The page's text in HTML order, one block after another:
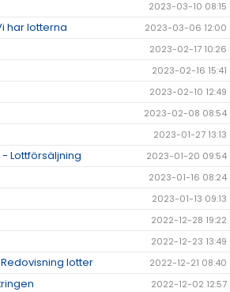
2023-03-10 08:15
har lotterna 2023-03-06 12:00
2023-02-17 10:26
2023-02-16 15:41
2023-02-10 12:49
2023-02-08 08:54
2023-01-27 13:13
Lottförsäljning 2023-01-20 09:54
2023-01-16 08:24
2023-01-13 09:13
2022-12-28 19:22
2022-12-23 13:49
lotter 2022-12-21 08:40
2022-12-02 12:57